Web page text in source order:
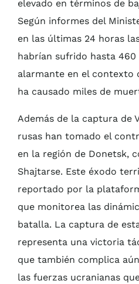
elevado en términos de
Según informes del
en las últimas 24 horas
habrían sufrido hasta 460
alarmante en el contexto
ha causado miles de
Además de la captura de
rusas han tomado el
en la región de Donetsk,
Shajtarse. Este éxodo
reportado por la
que monitorea las
batalla. La captura de
representa una victoria
que también complica
las fuerzas ucranianas